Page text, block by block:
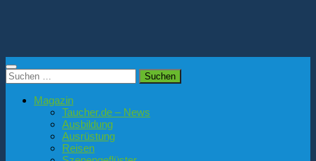
Suchen
nach:
Magazin
Taucher.de – News
Ausbildung
Ausrüstung
Reisen